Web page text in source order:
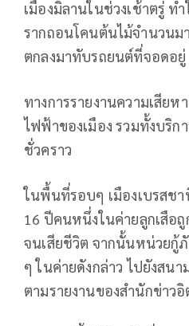
เมืองมิลานในช่วงเช้าตรู่
รากถอนโคนต้นไม้จำนวนม
ตกลงมาทับรถยนต์ที่จอดอยู่
ทางการรายงานความเสียห
ไฟฟ้าของเมือง รวมทั้งบริก
ชั่วคราว
ในพื้นที่รอบๆ เมืองเบรสชา
16 ปีคนหนึ่งในค่ายลูกเสือ
จนเสียชีวิต จากนั้นหน่วยกู้
ๆ ในค่ายดังกล่าว ไปยังสน
ตามรายงานของสำนักข่าวอิ